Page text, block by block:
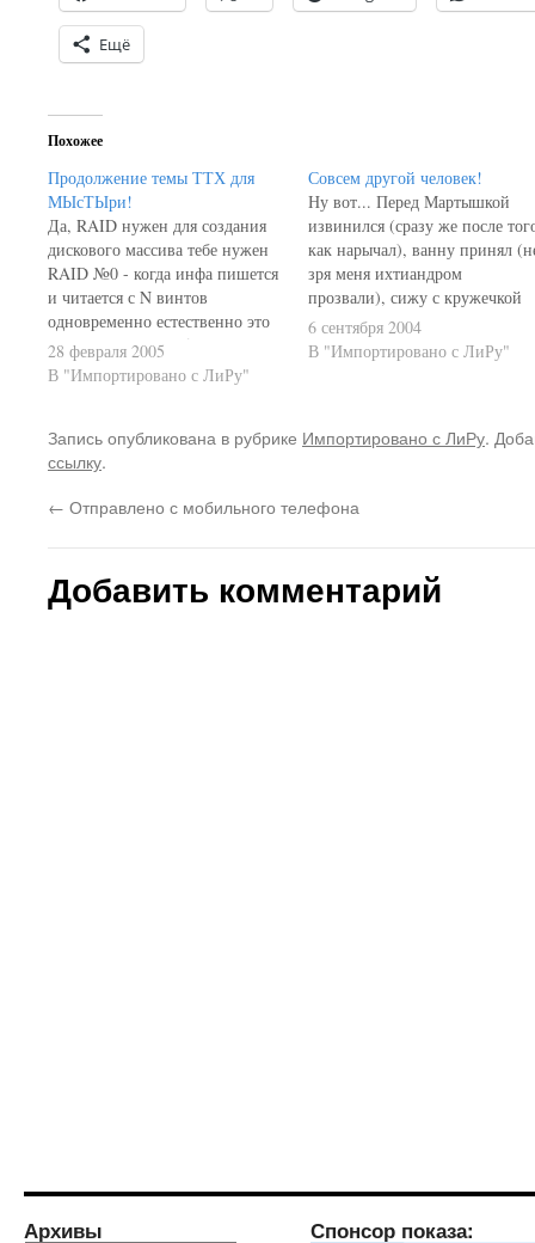
Ещё
Похожее
Продолжение темы ТТХ для
МЫсТЫри!
Да, RAID нужен для создания
дискового массива тебе нужен
RAID №0 - когда инфа пишется
и читается с N винтов
одновременно естественно это
чуток (для 2-х в 1.5 раза)
быстрее ..... Проблема 1 гига и
Виндов в том что Винды не
замечали (не я лично) если…
28 февраля 2005
В "Импортировано с ЛиРу"
Совсем другой человек!
Ну вот... Перед Мартышкой
извинился (сразу же после
как нарычал), ванну принял
зря меня ихтиандром
прозвали), сижу с кружечкой
глинтвейна - совсем другой
человек стал за какие-то два с
половиной часа! :) "Я раньше
было!" :) PS А…
6 сентября 2004
В "Импортировано с ЛиРу"
Запись опубликована в рубрике Импортировано с ЛиРу.
ссылку.
← Отправлено с мобильного телефона
Добавить комментарий
Архивы Спонсор показа: